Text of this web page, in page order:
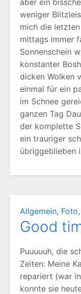
aber ein
weniger
mich die
mittags immer
Sonnenschein
konstanter
dicken Wolken
einmal für ein
im Schnee
ganzen Tag
der komplette
ein trauriger
übriggeblieben
Allgemein, Foto,
Good
Puuuuuh, die
Zeiten: Meine
repariert (war
konnte sie